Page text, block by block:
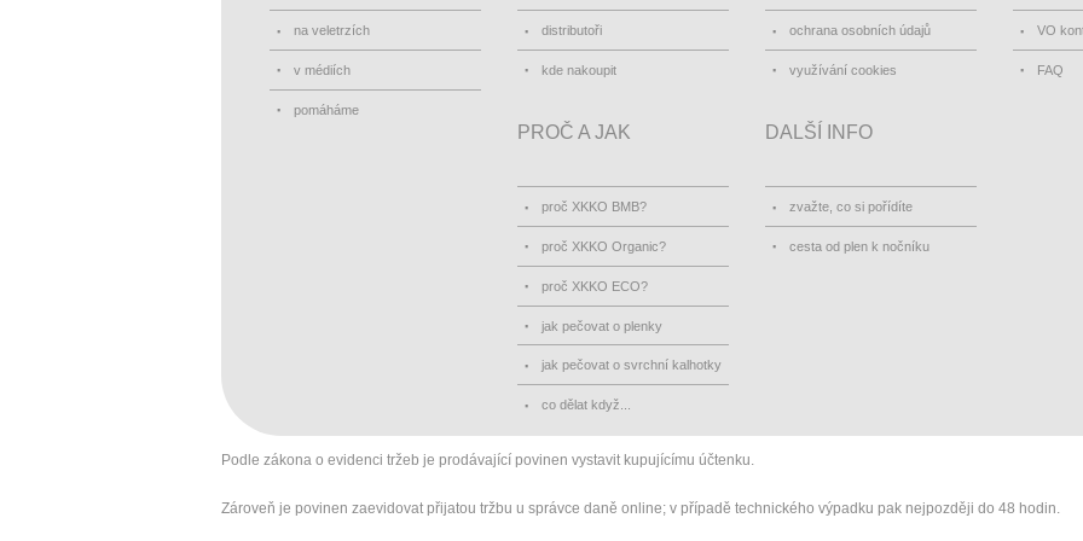
na veletrzích
v médiích
pomáháme
distributoři
kde nakoupit
ochrana osobních údajů
využívání cookies
VO
FAQ
PROČ A JAK
proč XKKO BMB?
proč XKKO Organic?
proč XKKO ECO?
jak pečovat o plenky
jak pečovat o svrchní kalhotky
co dělat když...
DALŠÍ INFO
zvažte, co si pořídíte
cesta od plen k nočníku
Podle zákona o evidenci tržeb je prodávající povinen vystavit kupujícímu účtenku.
Zároveň je povinen zaevidovat přijatou tržbu u správce daně online; v případě technického výpadku pak nejpozději do 48 hodin.